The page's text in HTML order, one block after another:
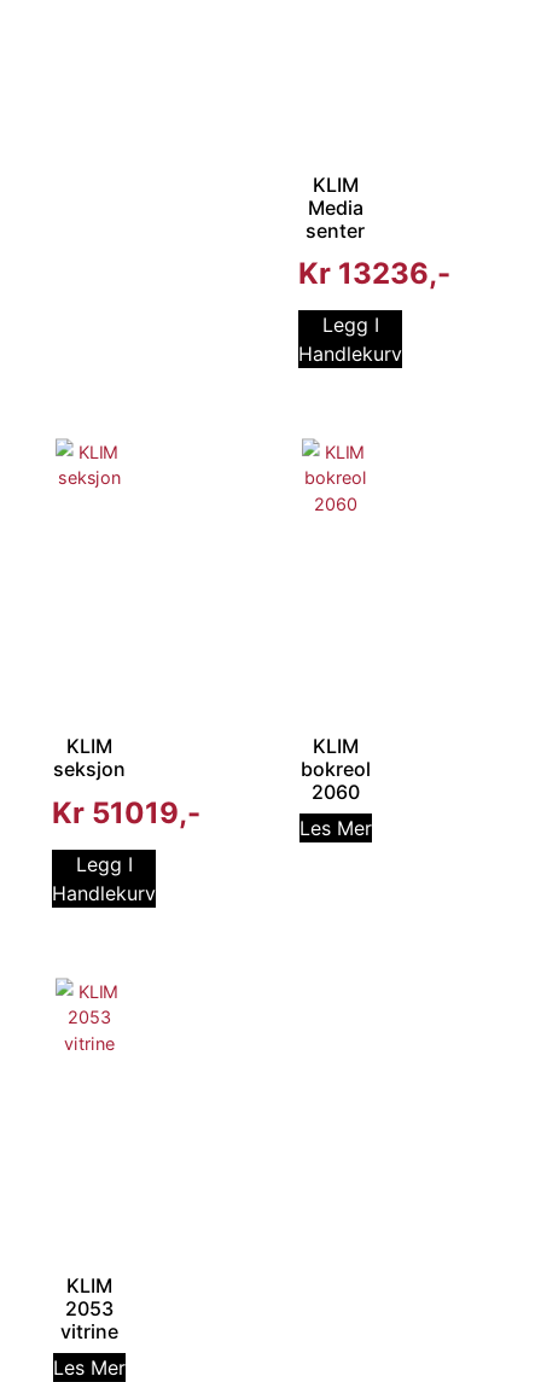
KLIM
Media
senter
Kr 13236
Legg I
Handlekurv
KLIM
seksjon
Kr 51019
Legg I
Handlekurv
KLIM
bokreol
2060
Les Mer
KLIM
2053
vitrine
Les Mer